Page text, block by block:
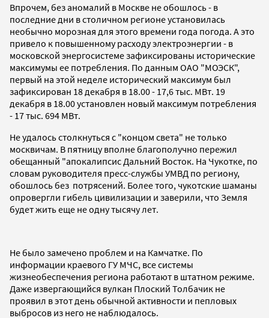
Впрочем, без аномалий в Москве не обошлось - в
последние дни в столичном регионе установилась
необычно морозная для этого времени года погода. А это
привело к повышенному расходу электроэнергии - в
московской энергосистеме зафиксированы исторические
максимумы ее потребления. По данным ОАО "МОЭСК",
первый на этой неделе исторический максимум был
зафиксирован 18 декабря в 18.00 - 17,6 тыс. МВт. 19
декабря в 18.00 установлен новый максимум потребления
- 17 тыс. 694 МВт.
Не удалось столкнуться с "концом света" не только
москвичам. В пятницу вполне благополучно пережил
обещанный "апокалипсис Дальний Восток. На Чукотке, по
словам руководителя пресс-службы УМВД по региону,
обошлось без потрясений. Более того, чукотские шаманы
опровергли гибель цивилизации и заверили, что Земля
будет жить еще не одну тысячу лет.
Не было замечено проблем и на Камчатке. По
информации краевого ГУ МЧС, все системы
жизнеобеспечения региона работают в штатном режиме.
Даже извергающийся вулкан Плоский Толбачик не
проявил в этот день обычной активности и пепловых
выбросов из него не наблюдалось.